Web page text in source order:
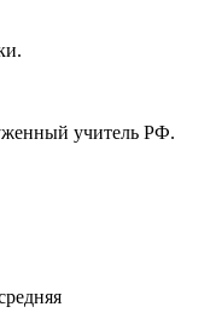
учитель РФ.